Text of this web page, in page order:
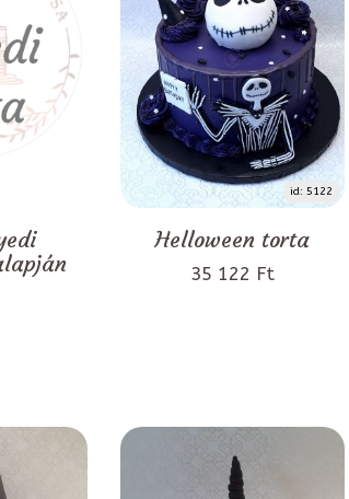
id: 5122
Helloween torta
35 122 Ft